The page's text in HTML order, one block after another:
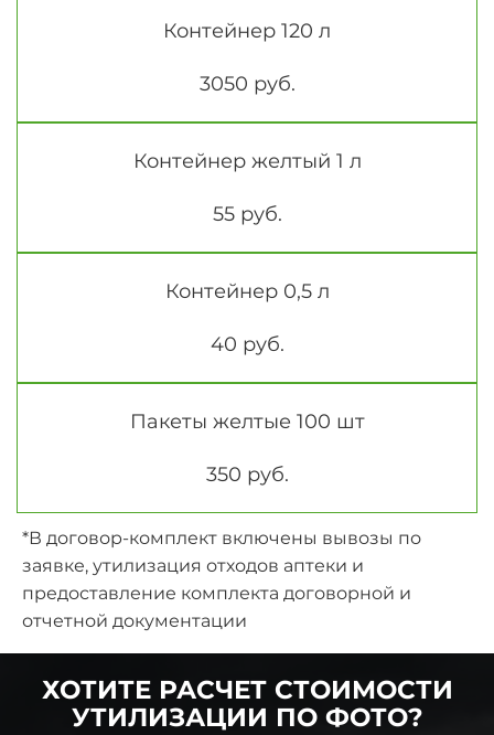
Контейнер 120 л
3050 руб.
Контейнер желтый 1 л
55 руб.
Контейнер 0,5 л
40 руб.
Пакеты желтые 100 шт
350 руб.
*В договор-комплект включены вывозы по
заявке, утилизация отходов аптеки и
предоставление комплекта договорной и
отчетной документации
ХОТИТЕ РАСЧЕТ СТОИМОСТИ
УТИЛИЗАЦИИ ПО ФОТО?